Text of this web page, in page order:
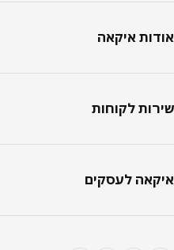
איקאה
לקוחות
לעסקים